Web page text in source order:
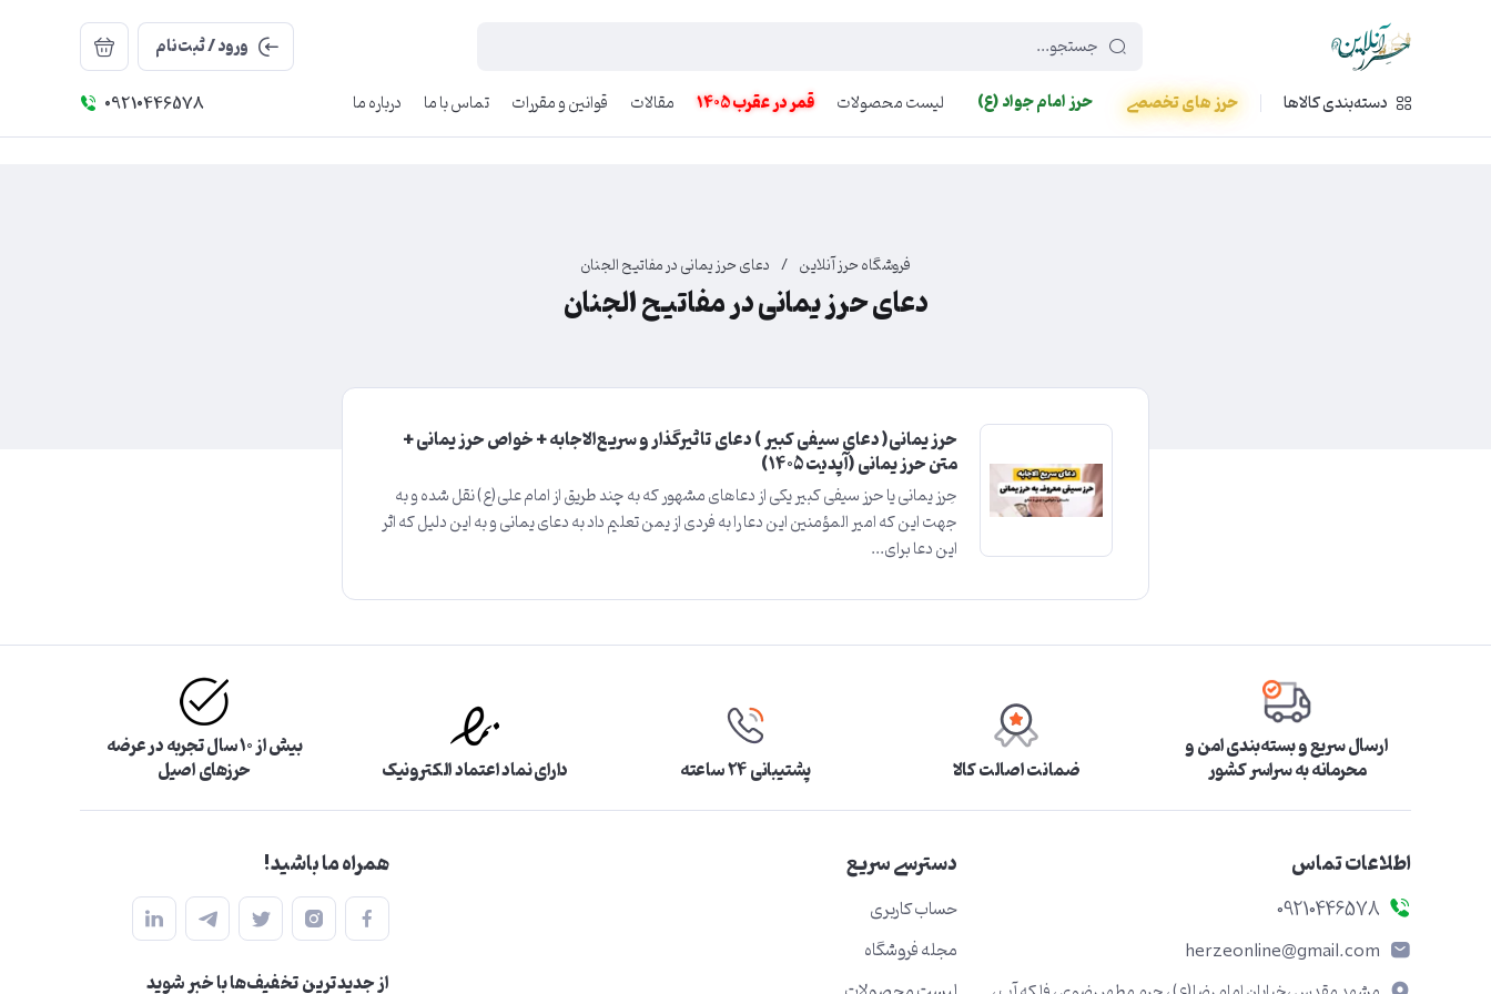
449f43cf-3da2-4422-bb12-2566cb5b8b05
ورود / ثبت‌نام
دسته‌بندی کالاها
حرز های تخصصی حرز امام جواد (ع) لیست محصولات قمر در عقرب 1405 مقالات قوانین و مقررات تماس با ما درباره ما 09210446578
فروشگاه حرز آنلاین / دعای حرز یمانی در مفاتیح الجنان
دعای حرز یمانی در مفاتیح الجنان
حرز یمانی( دعای سیفی کبیر ) دعای تاثیرگذار و سریع‌الاجابه + خواص حرز یمانی +
متن حرز یمانی (آپدیت ۱۴۰5)
حِرز یمانی یا حرز سیفی کبیر یکی از دعاهای مشهور که به چند طریق از امام علی(ع) نقل شده و به
جهت این که امیر المؤمنین این دعا را به فردی از یمن تعلیم داد به دعای یمانی و به این دلیل که اثر
این دعا برای...
ارسال سریع و بسته‌بندی امن و
محرمانه به سراسر کشور ضمانت اصالت کالا پشتیبانی ۲۴ ساعته دارای نماد اعتماد الکترونیک
بیش از ۱۰ سال تجربه در عرضه
حرزهای اصیل
اطلاعات تماس
09210446578
herzeonline@gmail.com
دسترسی سریع
حساب کاربری
مجله فروشگاه
همراه ما باشید!
از جدید‌ترین تخفیف‌ها با‌ خبر شوید